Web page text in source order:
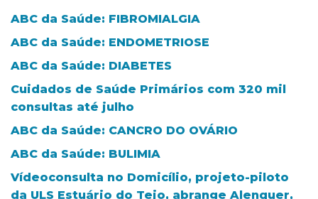
ABC da Saúde: FIBROMIALGIA
ABC da Saúde: ENDOMETRIOSE
ABC da Saúde: DIABETES
Cuidados de Saúde Primários com 320 mil
consultas até julho
ABC da Saúde: CANCRO DO OVÁRIO
ABC da Saúde: BULIMIA
Vídeoconsulta no Domicílio, projeto-piloto
da ULS Estuário do Tejo, abrange Alenquer,